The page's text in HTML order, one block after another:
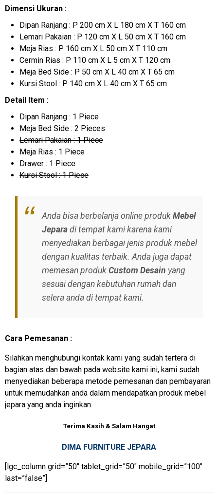
Dimensi Ukuran :
Dipan Ranjang : P 200 cm X L 180 cm X T 160 cm
Lemari Pakaian : P 120 cm X L 50 cm X T 160 cm
Meja Rias : P 160 cm X L 50 cm X T 110 cm
Cermin Rias : P 110 cm X L 5 cm X T 120 cm
Meja Bed Side : P 50 cm X L 40 cm X T 65 cm
Kursi Stool : P 140 cm X L 40 cm X T 65 cm
Detail Item :
Dipan Ranjang : 1 Piece
Meja Bed Side : 2 Pieces
Lemari Pakaian : 1 Piece
Meja Rias : 1 Piece
Drawer : 1 Piece
Kursi Stool : 1 Piece
Anda bisa berbelanja online produkMebel
Jepara di tempat kami karena kami
menyediakan berbagai jenis produk mebel
dengan kualitas terbaik. Anda juga dapat
memesan produkCustom Desain yang
sesuai dengan kebutuhan rumah dan
selera anda di tempat kami.
Cara Pemesanan :
Silahkan menghubungi kontak kami yang sudah tertera di
bagian atas dan bawah pada website kami ini, kami sudah
menyediakan beberapa metode pemesanan dan pembayaran
untuk memudahkan anda dalam mendapatkan produk mebel
jepara yang anda inginkan.
Terima Kasih & Salam Hangat
DIMA FURNITURE JEPARA
[lgc_column grid=”50″ tablet_grid=”50″ mobile_grid=”100″
last=”false”]